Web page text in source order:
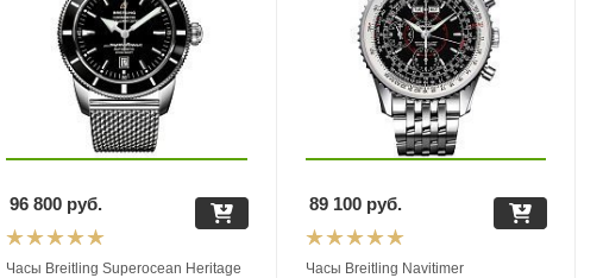
Часы Breitling Superocean Heritage
96 800 руб.
Часы Breitling Navitimer
89 100руб.